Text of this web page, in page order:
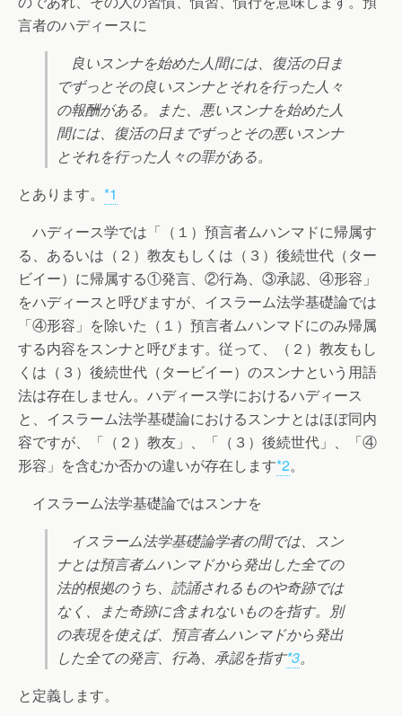
言者のハディースに
良いスンナを始めた人間には、復活の日ま
でずっとその良いスンナとそれを行った人々
の報酬がある。また、悪いスンナを始めた人
間には、復活の日までずっとその悪いスンナ
とそれを行った人々の罪がある。
とあります。 *1
ハディース学では「（１）預言者ムハンマドに帰属す
る、あるいは（２）教友もしくは（３）後続世代（ター
ビイー）に帰属する①発言、②行為、③承認、④形容」
をハディースと呼びますが、イスラーム法学基礎論では
「④形容」を除いた（１）預言者ムハンマドにのみ帰属
する内容をスンナと呼びます。従って、（２）教友もし
くは（３）後続世代（タービイー）のスンナという用語
法は存在しません。ハディース学におけるハディース
と、イスラーム法学基礎論におけるスンナとはほぼ同内
容ですが、「（２）教友」、「（３）後続世代」、「④
形容」を含むか否かの違いが存在します*2。
イスラーム法学基礎論ではスンナを
イスラーム法学基礎論学者の間では、スン
ナとは預言者ムハンマドから発出した全ての
法的根拠のうち、読誦されるものや奇跡では
なく、また奇跡に含まれないものを指す。別
の表現を使えば、預言者ムハンマドから発出
した全ての発言、行為、承認を指す*3。
と定義します。